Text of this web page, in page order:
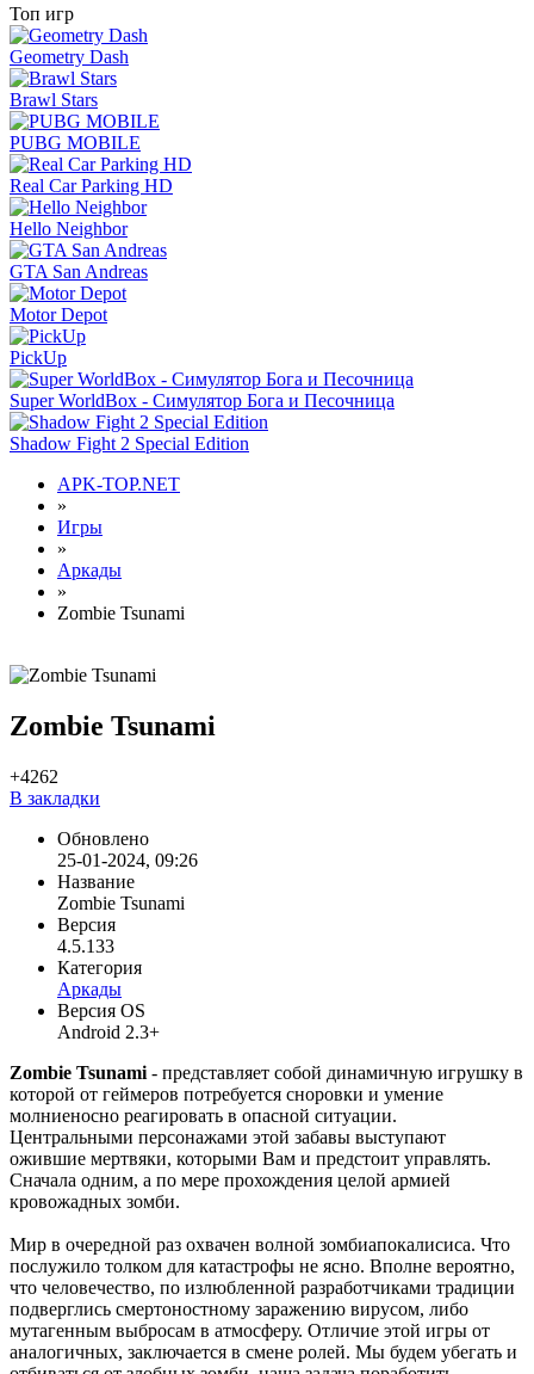
Топ игр
Geometry Dash
Brawl Stars
PUBG MOBILE
Real Car Parking HD
Hello Neighbor
GTA San Andreas
Motor Depot
PickUp
Super WorldBox - Симулятор Бога и Песочница
Shadow Fight 2 Special Edition
APK-TOP.NET
»
Игры
»
Аркады
»
Zombie Tsunami
Zombie Tsunami
+4262
В закладки
Обновлено
25-01-2024, 09:26
Название
Zombie Tsunami
Версия
4.5.133
Категория
Аркады
Версия OS
Android 2.3+
Zombie Tsunami - представляет собой динамичную игрушку в
которой от геймеров потребуется сноровки и умение
молниеносно реагировать в опасной ситуации.
Центральными персонажами этой забавы выступают
ожившие мертвяки, которыми Вам и предстоит управлять.
Сначала одним, а по мере прохождения целой армией
кровожадных зомби.
Мир в очередной раз охвачен волной зомбиапокалисиса. Что
послужило толком для катастрофы не ясно. Вполне вероятно,
что человечество, по излюбленной разработчиками традиции
подверглись смертоностному заражению вирусом, либо
мутагенным выбросам в атмосферу. Отличие этой игры от
аналогичных, заключается в смене ролей. Мы будем убегать и